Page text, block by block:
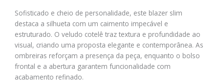
Sofisticado e cheio de personalidade, este blazer slim
destaca a silhueta com um caimento impecável e
estruturado. O veludo cotelê traz textura e profundidade ao
visual, criando uma proposta elegante e contemporânea. As
ombreiras reforçam a presença da peça, enquanto o bolso
frontal e a abertura garantem funcionalidade com
acabamento refinado.